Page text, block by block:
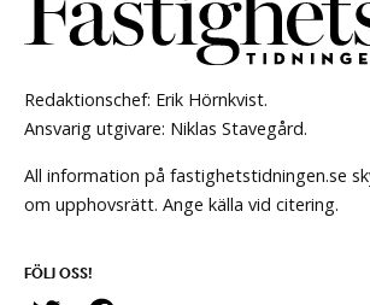
Redaktionschef: Erik Hörnkvist.
Ansvarig utgivare: Niklas Stavegård.
All information på fastighetstidningen.se
om upphovsrätt. Ange källa vid citering.
FÖLJ OSS!